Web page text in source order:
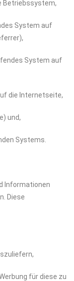
Betriebssystem,
System auf
System auf
die Internetseite,
und,
Systems.
Informationen
Diese
für diese zu